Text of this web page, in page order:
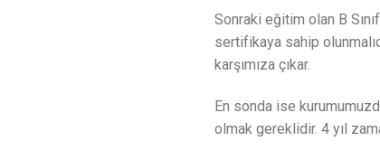
Sonraki eğitim olan B
sertifikaya sahip
karşımıza çıkar.
En sonda ise
olmak gereklidir. 4 yıl